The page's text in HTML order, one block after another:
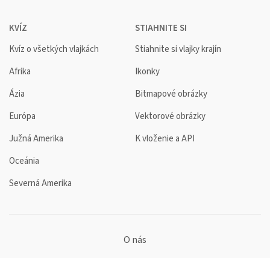
KVÍZ
Kvíz o všetkých vlajkách
Afrika
Ázia
Európa
Južná Amerika
Oceánia
Severná Amerika
STIAHNITE SI
Stiahnite si vlajky krajín
Ikonky
Bitmapové obrázky
Vektorové obrázky
K vloženie a API
O nás